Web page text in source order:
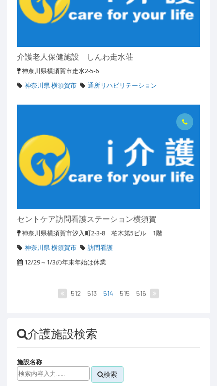
介護老人保健施設 しんわ走水荘
神奈川県横須賀市走水2-5-6
神奈川県 横須賀市
通所リハビリテーション
セントケア訪問看護ステーション横須賀
神奈川県横須賀市汐入町2-3-8 柏木第5ビル 1階
神奈川県 横須賀市
訪問看護
12/29～1/3の年末年始は休業
512 513 514 515 516
介護施設検索
施設名称
検索